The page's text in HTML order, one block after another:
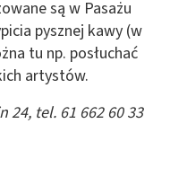
są w Pasażu
pysznej kawy (w
tu np. posłuchać
artystów.
24, tel. 61 662 60 33